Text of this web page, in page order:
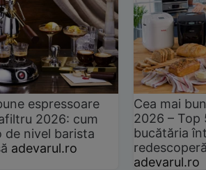
espressoare
2026: cum
de nivel barista
adevarul.ro
Cea mai
2026 –
bucătăria
adevarul.ro